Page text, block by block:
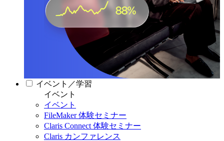
イベント／学習
イベント
イベント
FileMaker 体験セミナー
Claris Connect 体験セミナー
Claris カンファレンス